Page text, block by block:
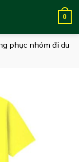
0
phục nhóm đi du